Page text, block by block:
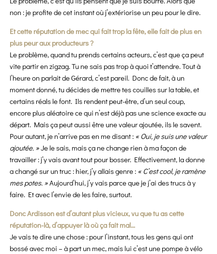
non : je profite de cet instant où j’extériorise un peu pour le dire.
Et cette réputation de mec qui fait trop la fête, elle fait de plus en
plus peur aux producteurs ?
Le problème, quand tu prends certains acteurs, c’est que ça peut
vite partir en zigzag. Tu ne sais pas trop à quoi t’attendre. Tout à
l’heure on parlait de Gérard, c’est pareil. Donc de fait, à un
moment donné, tu décides de mettre tes couilles sur la table, et
certains réals le font. Ils rendent peut-être, d’un seul coup,
encore plus aléatoire ce qui n’est déjà pas une science exacte au
départ. Mais ça peut aussi être une valeur ajoutée, ils le savent.
Pour autant, je n’arrive pas en me disant : « Oui, je suis une valeur
ajoutée. »Je le sais, mais ça ne change rien à ma façon de
travailler : j’y vais avant tout pour bosser. Effectivement, la donne
a changé sur un truc : hier, j’y allais genre : « C’est cool, je ramène
mes potes. »Aujourd’hui, j’y vais parce que je j’ai des trucs à y
faire. Et avec l’envie de les faire, surtout.
Donc Ardisson est d’autant plus vicieux, vu que tu as cette
réputation-là, d’appuyer là où ça fait mal…
Je vais te dire une chose : pour l’instant, tous les gens qui ont
bossé avec moi – à part un mec, mais lui c’est une pompe à vélo